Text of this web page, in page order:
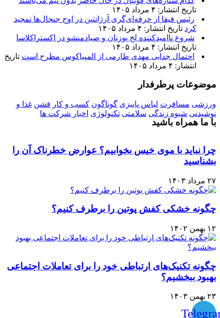
تاریخ انتشار: ۴ مرداد ۱۴۰۵
رئیس فیفا از حرفه‌ای‌گری آرژانتین در اوج جنجال‌ها تمجید
کرد تاریخ انتشار: ۴ مرداد ۱۴۰۵
شروع ناامیدکننده لخ پوزنان و صیادمنشو در اکستراکلاسا
تاریخ انتشار: ۴ مرداد ۱۴۰۵
احتمال جدایی مهدی طارمی از المپیاکوس مطرح است تاریخ
انتشار: ۴ مرداد ۱۴۰۵
موضوعات پرطرفدار
ورزشی مسافرت لباس پاییزی گوناگون کسب و کار فشن غذا و
نوشیدنی شیوه زندگی سلامتی تکنولوژی اخبار شرکت ها
با ما همراه باشید
چرا نباید با موی خیس بخوابیم؟ عوارض خطرناک آن را
بشناسید
۲۷ مرداد ۱۴۰۳
چگونه خشکی کفش پوتین را برطرف کنیم؟
۱۲ بهمن ۱۴۰۲
چگونه تکنیک‌های ارتباطی خود را برای تعاملات اجتماعی
بهبود ببخشیم؟
۲۳ بهمن ۱۴۰۳